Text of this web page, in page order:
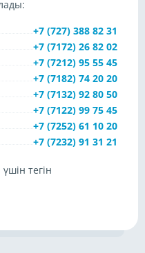
+7 (727) 388 82 31
+7 (7172) 26 82 02
+7 (7212) 95 55 45
+7 (7182) 74 20 20
+7 (7132) 92 80 50
+7 (7122) 99 75 45
+7 (7252) 61 10 20
+7 (7232) 91 31 21
тегін